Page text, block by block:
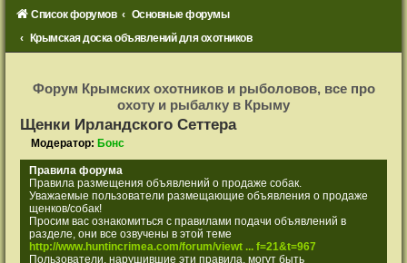
Список форумов
Основные форумы
Крымская доска объявлений для охотников
с
т
ц
и
Форум Крымских охотников и рыболовов, все про
охоту и рыбалку в Крыму
Щенки Ирландского Сеттера
Модератор: Бонс
Правила форума
Правила размещения объявлений о продаже собак.
Уважаемые пользователи размещающие объявления о продаже
щенков/собак!
Просим вас ознакомиться с правилами подачи объявлений в
разделе, они все озвучены в этой теме
http://www.huntincrimea.com/forum/viewt ... f=21&t=967
Пользователи, нарушившие эти правила, могут быть